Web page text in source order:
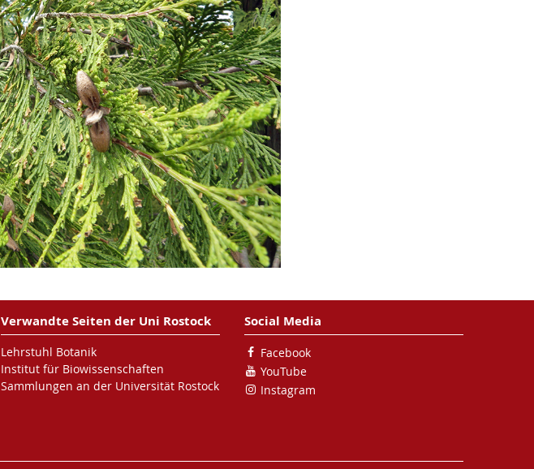
Verwandte Seiten der Uni Rostock
Lehrstuhl Botanik
Institut für Biowissenschaften
Sammlungen an der Universität Rostock
Social Media
Facebook
YouTube
Instagram